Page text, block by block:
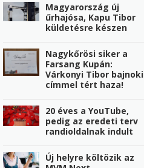
Magyarország új
űrhajósa, Kapu Tibor
küldetésre készen
Nagykőrösi siker a
Farsang Kupán:
Várkonyi Tibor bajnoki
címmel tért haza!
20 éves a YouTube,
pedig az eredeti terv
randioldalnak indult
Új helyre költözik az